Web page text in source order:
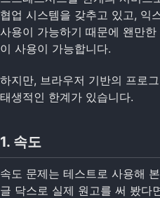
협업 시스템을 갖추고 있고, 익
사용이 가능하기 때문에 왠만
이 사용이 가능합니다.
하지만, 브라우저 기반의 프로
태생적인 한계가 있습니다.
1. 속도
속도 문제는 테스트로 사용해
글 닥스로 실제 원고를 써 봤다